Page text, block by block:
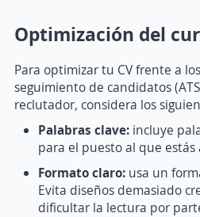
Optimización del
Para optimizar tu CV frente a
seguimiento de candidatos
reclutador, considera los
Palabras clave: incluye
para el puesto al que estás
Formato claro: usa un
Evita diseños demasiado
dificultar la lectura por